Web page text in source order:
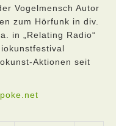
Vogelmensch Autor
zum Hörfunk in div.
in „Relating Radio“
Aktionen seit